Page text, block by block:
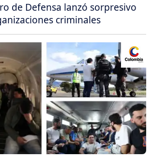
de Defensa lanzó sorpresivo
criminales